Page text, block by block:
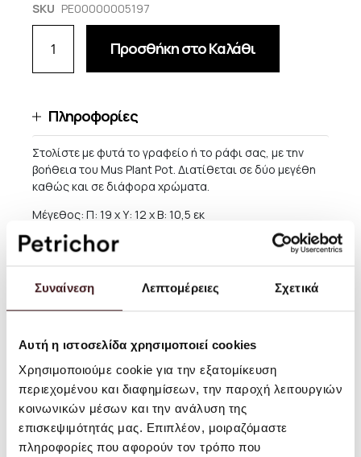
Συναίνεση Λεπτομέρειες Σχετικά
Αυτή η ιστοσελίδα χρησιμοποιεί cookies
Χρησιμοποιούμε cookie για την εξατομίκευση
περιεχομένου και διαφημίσεων, την παροχή λειτουργιών
κοινωνικών μέσων και την ανάλυση της
επισκεψιμότητάς μας. Επιπλέον, μοιραζόμαστε
πληροφορίες που αφορούν τον τρόπο που
SKU PE00000005197
Προσθήκη στο Καλάθι
Πληροφορίες
Στολίστε με φυτά το γραφείο ή το ράφι σας, με την
βοήθεια του Mus Plant Pot. Διατίθεται σε δύο μεγέθη
καθώς και σε διάφορα χρώματα.
Μέγεθος: Π: 19 x Υ: 12 x Β: 10,5 εκ
Υλικό: Μονόχρωμη πέτρα. Χωρίς λούστρο στο
Οδηγίες Χρήσης: Ξεπλύνετε με χλιαρό νερό
Αποστολές και Επιστροφές
Για παραγγελίες αξίας μεγαλύτερης των 60 ΕΥΡΩ η
παράδοση εντός Ελλάδος είναι ΔΩΡΕΑΝ, εκτός από
περιπτώσεις μεγάλων επίπλων, καθώς και κάποιων
προϊόντων φωτισμού, τα οποία είναι περισσότερο
ευπαθή. Μικρότερα προϊόντα αποστέλλονται ως